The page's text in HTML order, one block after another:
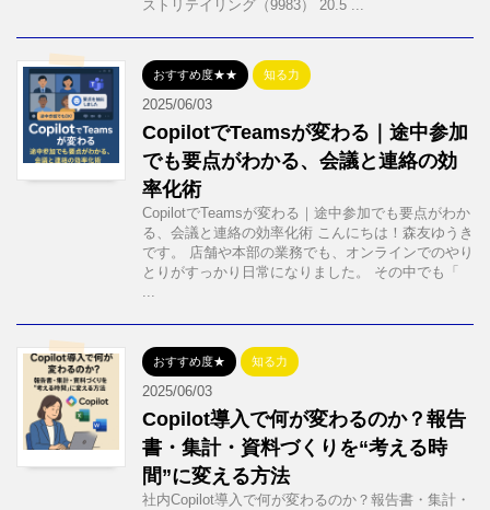
ストリテイリング（9983） 20.5 ...
おすすめ度★★ 知る力
2025/06/03
CopilotでTeamsが変わる｜途中参加
でも要点がわかる、会議と連絡の効
率化術
CopilotでTeamsが変わる｜途中参加でも要点がわか
る、会議と連絡の効率化術 こんにちは！森友ゆうき
です。 店舗や本部の業務でも、オンラインでのやり
とりがすっかり日常になりました。 その中でも「
...
おすすめ度★ 知る力
2025/06/03
Copilot導入で何が変わるのか？報告
書・集計・資料づくりを“考える時
間”に変える方法
社内Copilot導入で何が変わるのか？報告書・集計・